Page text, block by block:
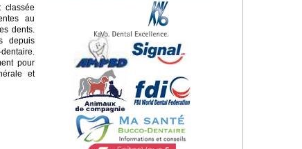
classée
au
dents.
depuis
pour
et